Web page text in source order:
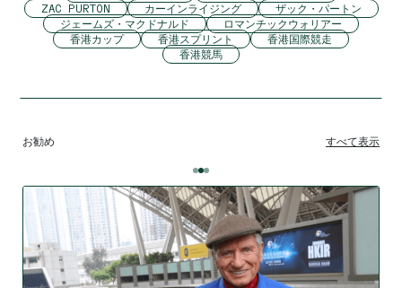
ZAC PURTON
カーインライジング
ザック・パートン
ジェームズ・マクドナルド
ロマンチックウォリアー
香港カップ
香港スプリント
香港国際競走
香港競馬
お勧め すべて表示